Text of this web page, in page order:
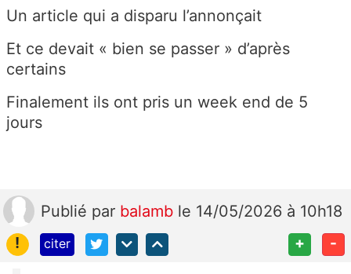
Un article qui a disparu l’annonçait
Et ce devait « bien se passer » d’après
certains
Finalement ils ont pris un week end de 5
jours
Publié par balamb le 14/05/2026 à 10h18
!
citer + -